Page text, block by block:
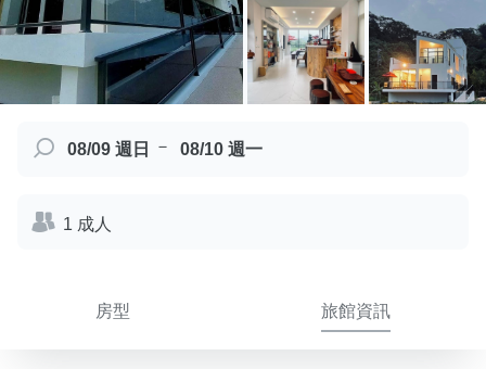
08/09 週日 － 08/10 週一
1 成人
房型 旅館資訊